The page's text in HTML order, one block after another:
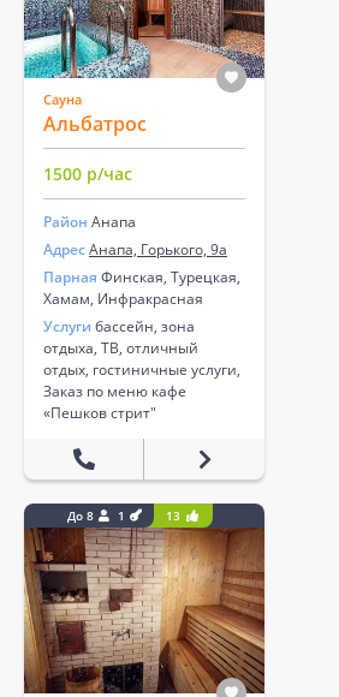
Сауна
Альбатрос
1500 р/час
Район Анапа
АдресАнапа, Горького, 9а
Парная Финская, Турецкая,
Хамам, Инфракрасная
Услуги бассейн, зона
отдыха, ТВ, отличный
отдых, гостиничные услуги,
Заказ по меню кафе
«Пешков стрит"
До 8 1 13